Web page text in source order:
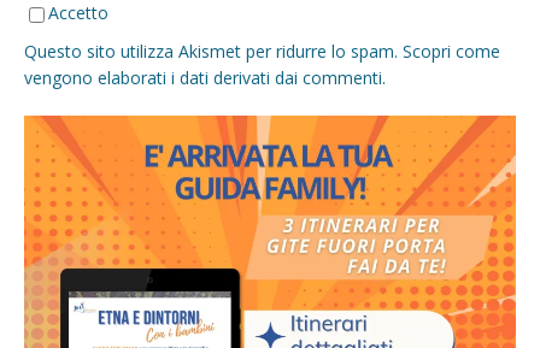
Accetto
Questo sito utilizza Akismet per ridurre lo spam. Scopri come
vengono elaborati i dati derivati dai commenti.